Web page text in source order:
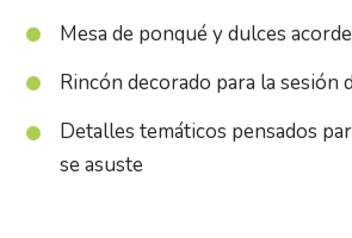
Mesa de ponqué y dulces
Rincón decorado para la sesión
Detalles temáticos pensados
se asuste